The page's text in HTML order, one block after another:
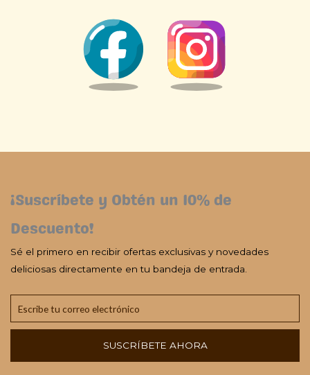
¡Suscríbete y Obtén un 10% de
Descuento!
Sé el primero en recibir ofertas exclusivas y novedades
deliciosas directamente en tu bandeja de entrada.
SUSCRÍBETE AHORA